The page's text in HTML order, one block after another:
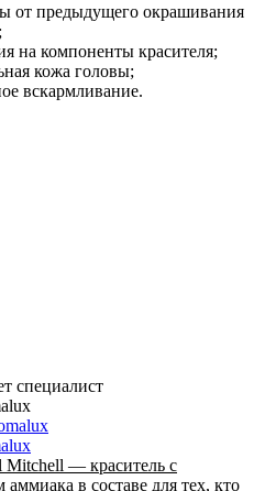
от предыдущего окрашивания
на компоненты красителя;
кожа головы;
вскармливание.
специалист
Mitchell — краситель с
в составе для тех, кто